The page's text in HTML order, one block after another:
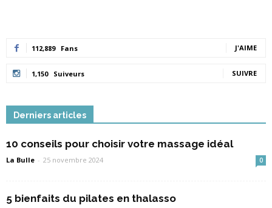
112,889 Fans J'AIME
1,150 Suiveurs SUIVRE
Derniers articles
10 conseils pour choisir votre massage idéal
La Bulle - 25 novembre 2024 0
5 bienfaits du pilates en thalasso